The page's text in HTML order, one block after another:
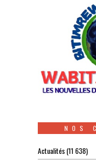
NOS
Actualités(11 638)